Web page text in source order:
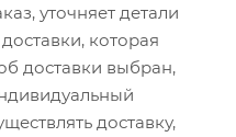
уточняет детали
которая
доставки выбран,
доставку,